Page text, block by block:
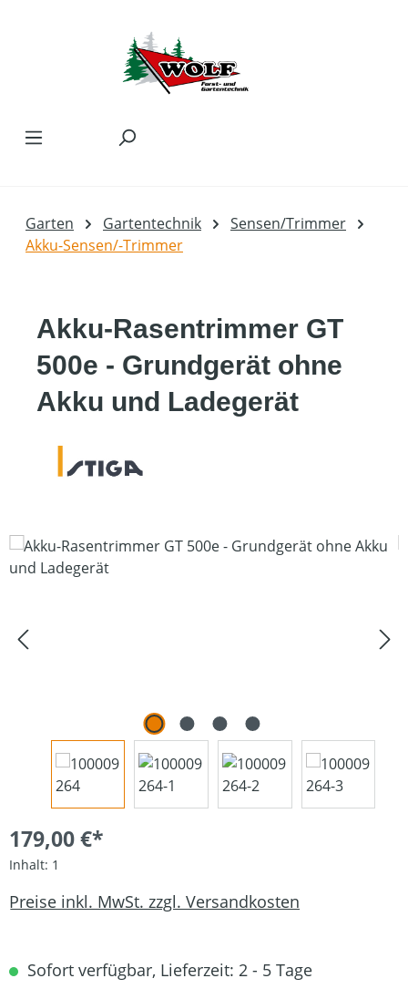
Garten Gartentechnik
Sensen/Trimmer
Akku-Sensen/-Trimmer
Akku-Rasentrimmer GT
500e - Grundgerät ohne
Akku und Ladegerät
Bildergalerie überspringen
179,00 €*
Inhalt: 1
Preise inkl. MwSt. zzgl. Versandkosten
Sofort verfügbar, Lieferzeit: 2 - 5 Tage